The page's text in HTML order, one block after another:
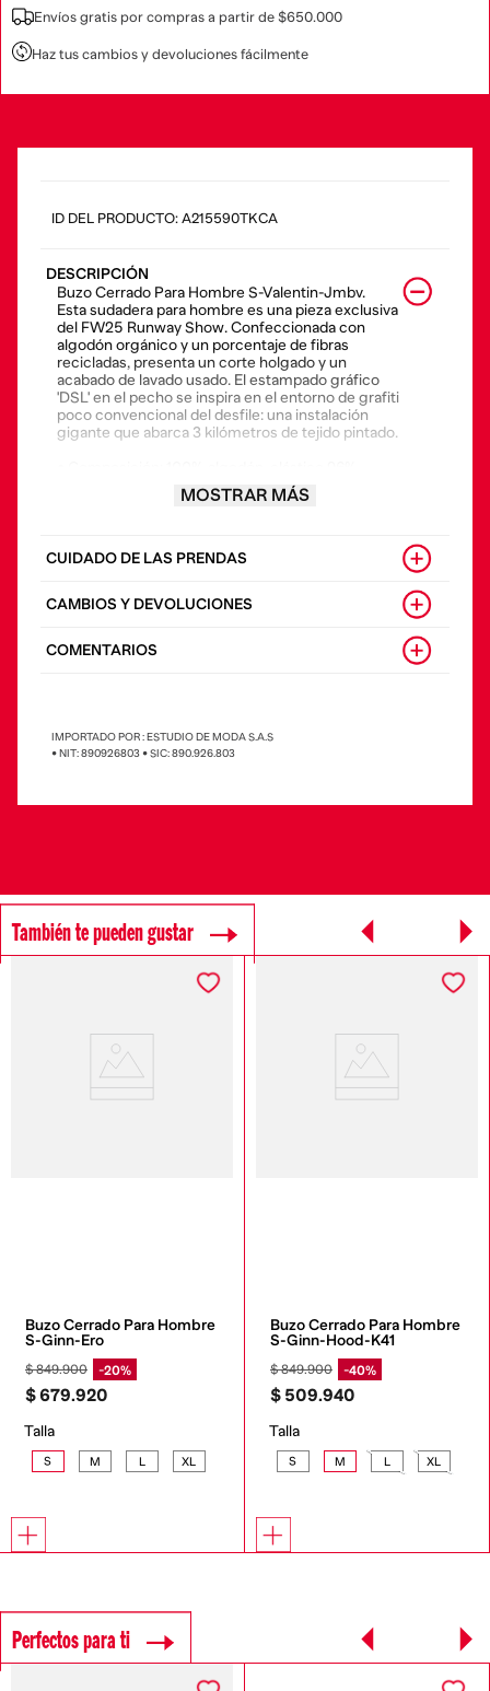
Envíos gratis por compras a partir de $650.000
Haz tus cambios y devoluciones fácilmente
: A215590TKCA
DESCRIPCIÓN
Buzo Cerrado Para Hombre S-Valentin-Jmbv.
Esta sudadera para hombre es una pieza exclusiva
del FW25 Runway Show. Confeccionada con
algodón orgánico y un porcentaje de fibras
recicladas, presenta un corte holgado y un
acabado de lavado usado. El estampado gráfico
'DSL' en el pecho se inspira en el entorno de grafiti
poco convencional del desfile: una instalación
gigante que abarca 3 kilómetros de tejido pintado.
algodón 4% elastano
• País origen: BulgariaMOSTRAR MÁS
CUIDADO DE LAS PRENDAS
CAMBIOS Y DEVOLUCIONES
COMENTARIOS
IMPORTADO POR : ESTUDIO DE MODA S.A.S
• NIT: 890926803 • SIC: 890.926.803
También te pueden gustar
Buzo Cerrado Para Hombre
S-Ginn-Ero
$849.900 20%
$679.920
Talla
S M L XL
Buzo Cerrado Para Hombre
S-Ginn-Hood-K41
$849.900 40%
$ 509.940
Talla
S M L XL
Perfectos para ti